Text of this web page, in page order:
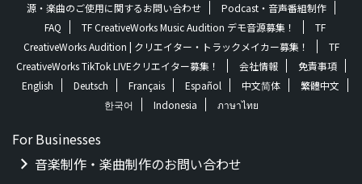
Composer: MIZUNO
HarumaArranger: MIZUNO
Haruma ©2021 TF
CreativeWorks℗2021 TF
CreativeWorks Illustration ...
源・楽曲のご使用に関するお問い合わせ
Podcast・音声番組制作
FAQ
TF CreativeWorks Music Audition デモ音源募集！
TF
CreativeWorks Audition | クリエイター・トラックメイカー募集！
TF
CreativeWorks TikTok LIVEクリエイター募集！
会社情報
免責事項
English
Deutsch Français Español 中文简体
繁體中文
한국어
Indonesia ภาษาไทย
For Businesses
音楽制作・楽曲制作のお問い合わせ